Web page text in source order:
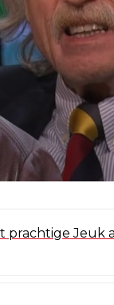
prachtige Jeuk